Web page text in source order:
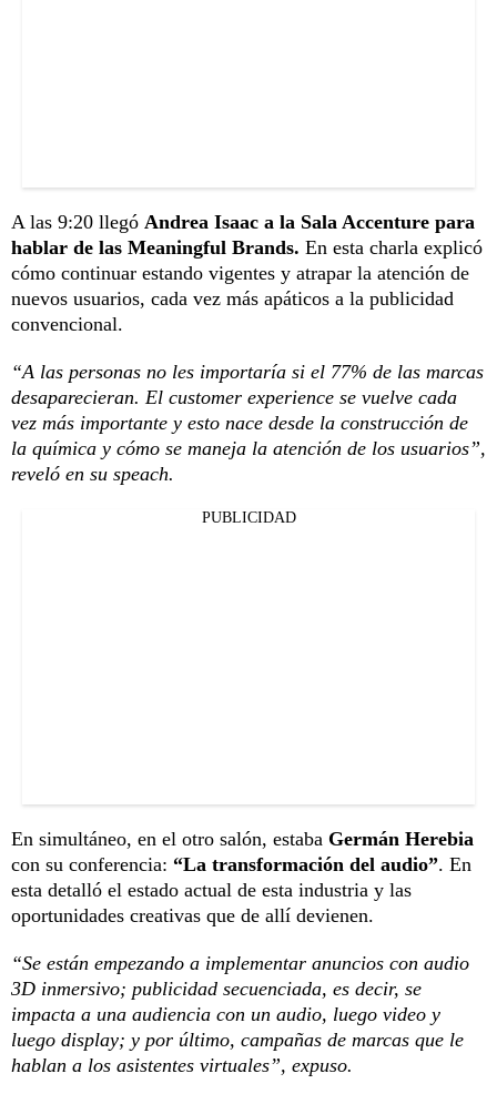
A las 9:20 llegó Andrea Isaac a la Sala Accenture para
hablar de las Meaningful Brands. En esta charla explicó
cómo continuar estando vigentes y atrapar la atención de
nuevos usuarios, cada vez más apáticos a la publicidad
convencional.
“A las personas no les importaría si el 77% de las marcas
desaparecieran. El customer experience se vuelve cada
vez más importante y esto nace desde la construcción de
la química y cómo se maneja la atención de los usuarios”,
reveló en su speach.
PUBLICIDAD
En simultáneo, en el otro salón, estaba Germán Herebia
con su conferencia: “La transformación del audio”. En
esta detalló el estado actual de esta industria y las
oportunidades creativas que de allí devienen.
“Se están empezando a implementar anuncios con audio
3D inmersivo; publicidad secuenciada, es decir, se
impacta a una audiencia con un audio, luego video y
luego display; y por último, campañas de marcas que le
hablan a los asistentes virtuales”, expuso.